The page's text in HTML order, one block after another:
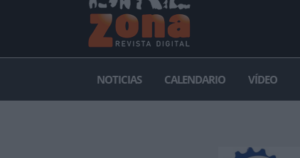
NOTICIAS CALENDARIO VÍDEO